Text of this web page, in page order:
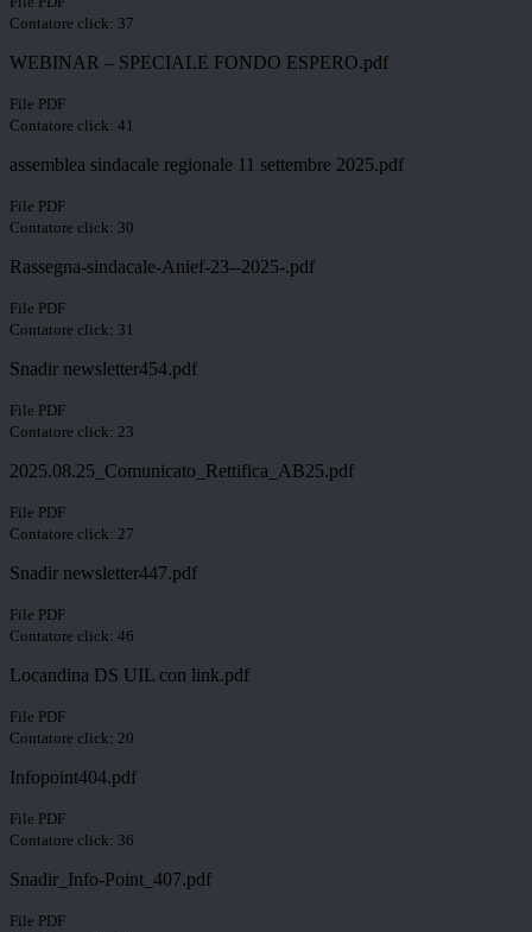
Contatore click: 37
WEBINAR – SPECIALE FONDO ESPERO.pdf
File PDF
Contatore click: 41
assemblea sindacale regionale 11 settembre 2025.pdf
File PDF
Contatore click: 30
Rassegna-sindacale-Anief-23--2025-.pdf
File PDF
Contatore click: 31
Snadir newsletter454.pdf
File PDF
Contatore click: 23
2025.08.25_Comunicato_Rettifica_AB25.pdf
File PDF
Contatore click: 27
Snadir newsletter447.pdf
File PDF
Contatore click: 46
Locandina DS UIL con link.pdf
File PDF
Contatore click: 20
Infopoint404.pdf
File PDF
Contatore click: 36
Snadir_Info-Point_407.pdf
File PDF